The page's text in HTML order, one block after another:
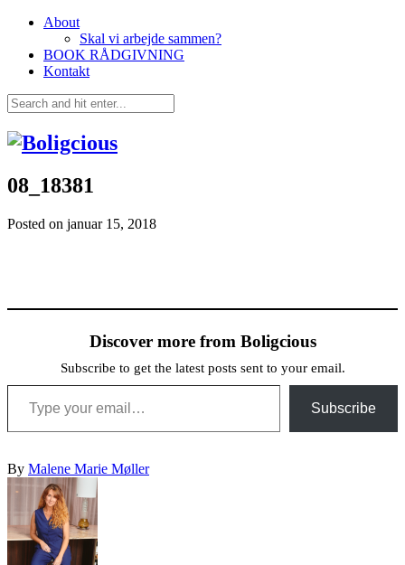
About
Skal vi arbejde sammen?
BOOK RÅDGIVNING
Kontakt
08_18381
Posted on januar 15, 2018
Discover more from Boligcious
Subscribe to get the latest posts sent to your email.
Type your email…
Subscribe
By Malene Marie Møller